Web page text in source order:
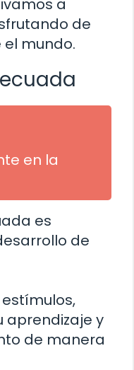
a
de
mundo.
en la
es
de
aprendizaje y
de manera